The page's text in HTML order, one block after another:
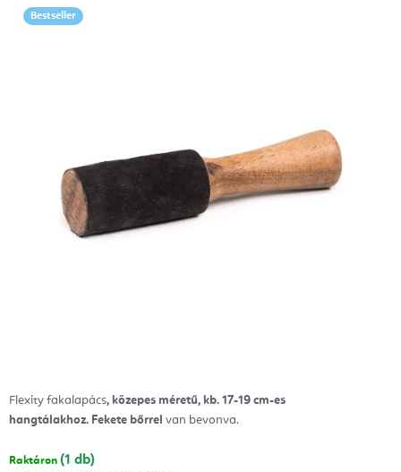
Flexity fakalapács, közepes méretű, kb. 17-19 cm-es
hangtálakhoz. Fekete bőrrel van bevonva.
Raktáron (1 db)
5-
ből
Bestseller